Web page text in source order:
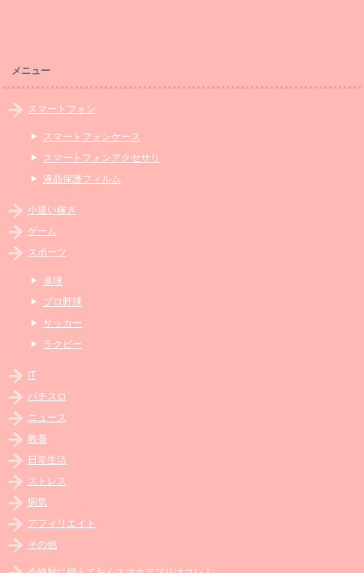
メニュー
スマートフォン
スマートフォンケース
スマートフォンアクセサリ
液晶保護フィルム
小遣い稼ぎ
ゲーム
スポーツ
卓球
プロ野球
サッカー
ラクビー
IT
パチスロ
ニュース
教養
日常生活
ストレス
病気
アフィリエイト
その他